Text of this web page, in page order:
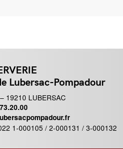
Lubersac-Pompadour
19210 LUBERSAC
1-000105 / 2-000131 / 3-000132